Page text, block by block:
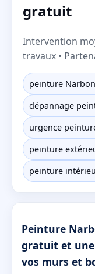
gratuit
Intervention
travaux •
peinture
dépannage
urgence
peinture
peinture
Peinture
gratuit et
vos murs et